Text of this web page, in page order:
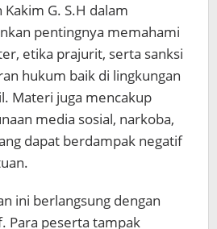
G. S.H dalam
pentingnya memahami
etika prajurit, serta sanksi
hukum baik di lingkungan
Materi juga mencakup
media sosial, narkoba,
dapat berdampak negatif
ini berlangsung dengan
Para peserta tampak